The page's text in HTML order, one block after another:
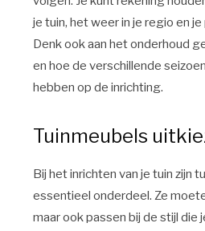
je tuin, het weer in je regio en
Denk ook aan het onderhoud
en hoe de verschillende
hebben op de inrichting.
Tuinmeubels
Bij het inrichten van je tuin zijn
essentieel onderdeel. Ze
maar ook passen bij de stijl die